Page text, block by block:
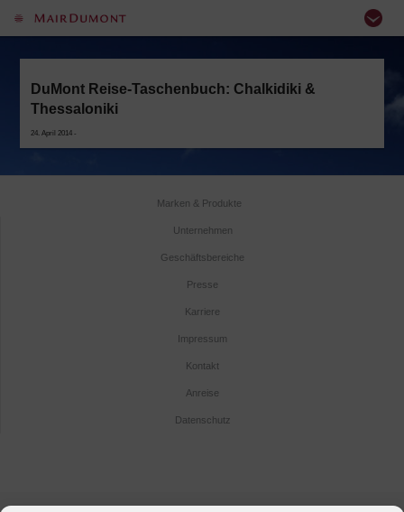
DuMont Reise-Taschenbuch: Chalkidiki &
Thessaloniki
24. April 2014 -
Marken & Produkte
Unternehmen
Geschäftsbereiche
Presse
Karriere
Impressum
Kontakt
Anreise
Datenschutz